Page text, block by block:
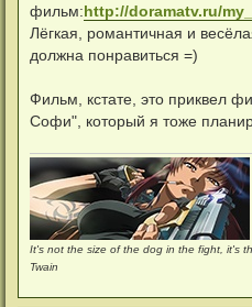
фильм:http://doramatv.ru/
Лёгкая, романтичная и
должна понравиться =)
Фильм, кстате, это приквел
Софи", который я тоже
It's not the size of the dog in the fight, it's
Twain